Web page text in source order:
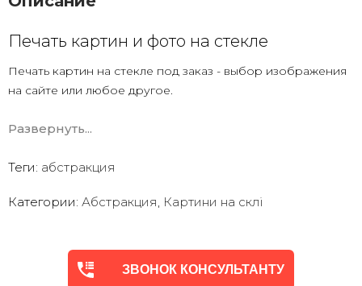
Печать картин и фото на стекле
Печать картин на стекле под заказ - выбор изображения
на сайте или любое другое.
обработкой.
Закаленное стекло
с полипропиленовой печатной пленкой)
Развернуть...
Теги: абстракция
Категории: Абстракция, Картини на склі
ЗВОНОК КОНСУЛЬТАНТУ